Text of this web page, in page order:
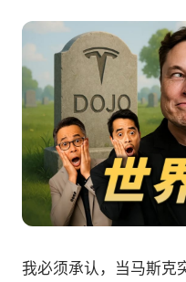
我必须承认，当马斯克